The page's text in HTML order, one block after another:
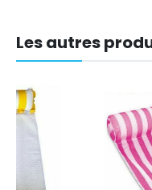
Les autres